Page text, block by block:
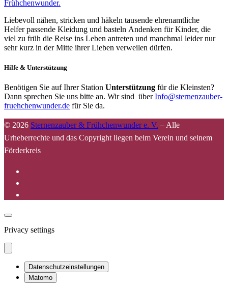
Frühchenwunder.
Liebevoll nähen, stricken und häkeln tausende ehrenamtliche
Helfer passende Kleidung und basteln Andenken für Kinder, die
viel zu früh die Reise ins Leben antreten und manchmal leider nur
sehr kurz in der Mitte ihrer Lieben verweilen dürfen.
Hilfe & Unterstützung
Benötigen Sie auf Ihrer Station Unterstützung für die Kleinsten?
Dann sprechen Sie uns bitte an. Wir sind überInfo@sternenzauber-
fruehchenwunder.de für Sie da.
© 2026 Sternenzauber & Frühchenwunder e. V. – Alle
Urheberrechte und das Copyright liegen beim Verein und seinem
Förderkreis
Privacy settings
Datenschutzeinstellungen
Matomo